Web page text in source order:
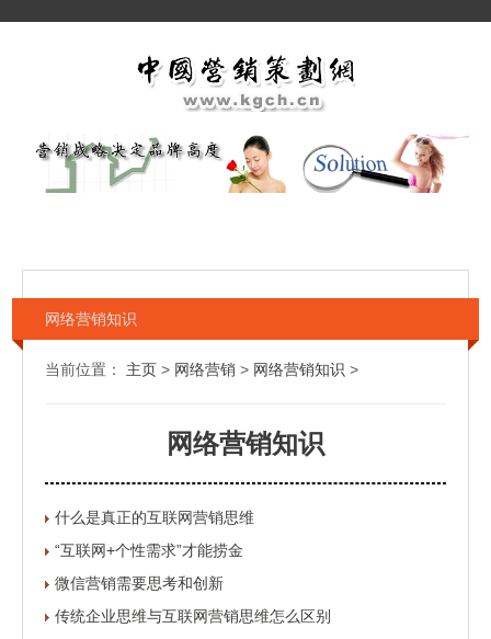
网络营销知识
当前位置： 主页 > 网络营销 > 网络营销知识 >
网络营销知识
什么是真正的互联网营销思维
“互联网+个性需求”才能捞金
微信营销需要思考和创新
传统企业思维与互联网营销思维怎么区别